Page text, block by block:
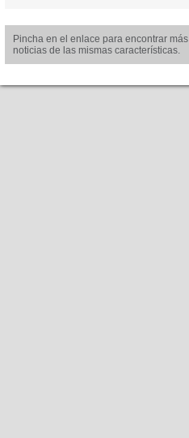
Pincha en el enlace para encontrar más
noticias de las mismas características.